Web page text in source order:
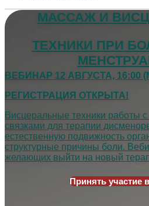
МАССАЖ И
ТЕХНИКИ ПРИ
ВЕБИНАР 12 АВГУСТА, 16:00
РЕГИСТРАЦИЯ ОТКРЫТА!
Висцеральные техники работы
связками для терапии
естественную подвижность
структурные причины боли.
желающих выйти на новый
Принять участие